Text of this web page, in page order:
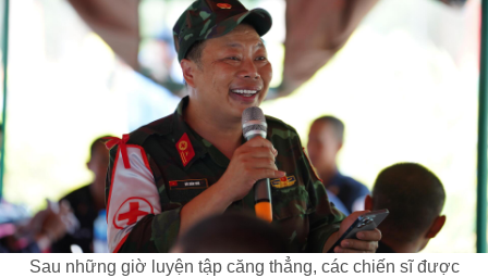
Sau những giờ luyện tập căng thẳng, các chiến sĩ được